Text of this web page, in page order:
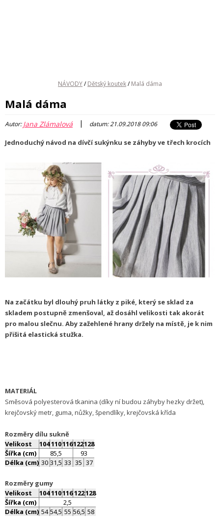
NÁVODY/ Dětský koutek/ Malá dáma
Malá dáma
Autor:Jana Zlámalová | datum: 21.09.2018 09:06
Jednoduchý návod na dívčí sukýnku se záhyby ve třech krocích
Na začátku byl dlouhý pruh látky z piké, který se sklad za
skladem postupně zmenšoval, až dosáhl velikosti tak akorát
pro malou slečnu. Aby zažehlené hrany držely na místě, je k nim
přišitá elastická stužka.
MATERIÁL
Směsová polyesterová tkanina (díky ní budou záhyby hezky držet),
krejčovský metr, guma, nůžky, špendlíky, krejčovská křída
Rozměry dílu sukně
Velikost
104110116122128
Šířka (cm)
85,5
93
Délka (cm) 30 31,5 33 35 37
Rozměry gumy
Velikost
104110116122128
Šířka (cm)
2,5
Délka (cm) 54 54,5 55 56,5 58